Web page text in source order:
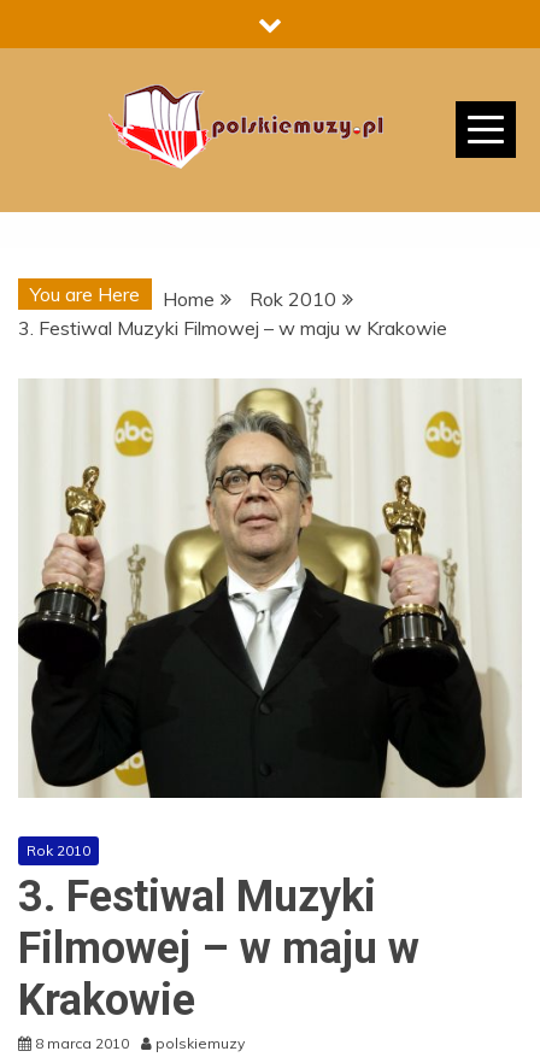
to
You are Here Home
Rok 2010
3. Festiwal Muzyki Filmowej – w maju w Krakowie
Rok 2010
3. Festiwal Muzyki
Filmowej – w maju w
Krakowie
8 marca 2010 polskiemuzy